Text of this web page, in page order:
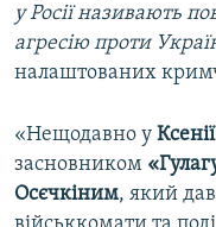
у Росії називають
агресію проти
налаштованих
«Нещодавно у
засновником
Осєчкіним, який